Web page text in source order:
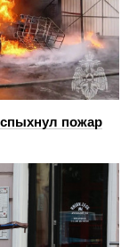
пожар